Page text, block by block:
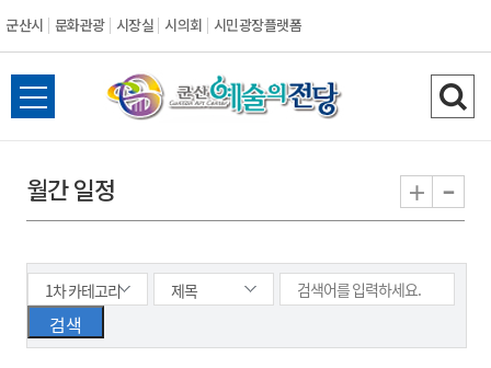
군산시 문화관광 시장실 시의회 시민광장플랫폼
군
산
전
체
뉴
열
검
색
기
월간 일정 + -